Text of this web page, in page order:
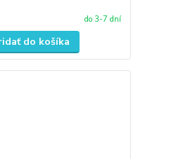
do 3-7 dní
do košíka